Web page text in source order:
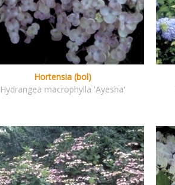
Hortensia (bol)
Hydrangea macrophylla 'Ayesha'